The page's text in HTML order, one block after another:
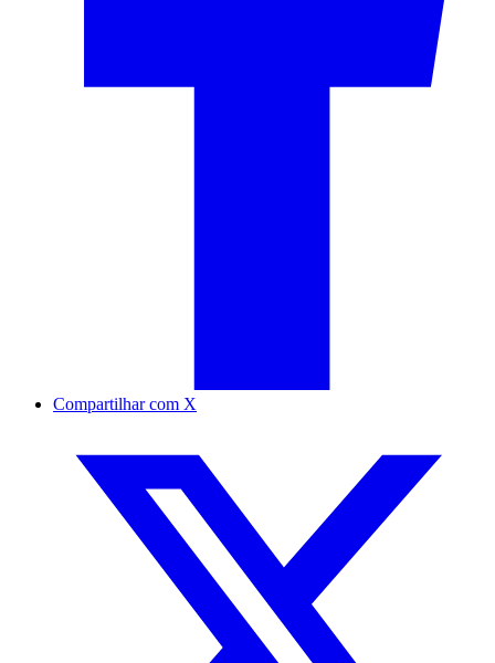
Compartilhar com X